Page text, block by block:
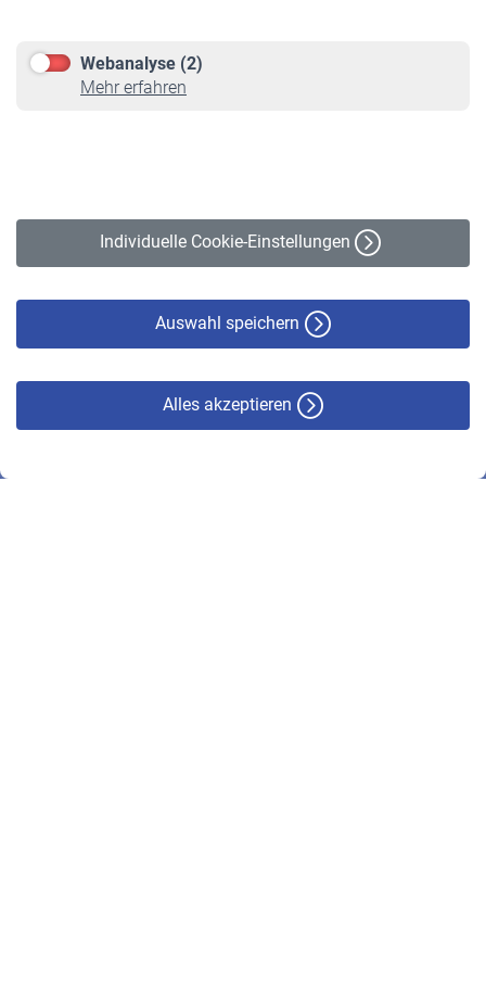
Webanalyse (2)
Mehr erfahren
Individuelle Cookie-Einstellungen
Auswahl speichern
Alles akzeptieren
Online-Rechner
VBLnewsletter
Erklärung zur Barrierefreiheit
© VBL 2026